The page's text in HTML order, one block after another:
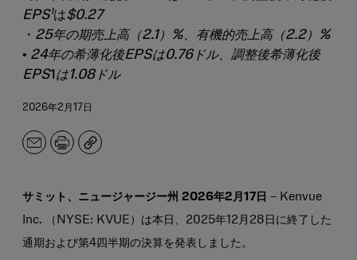
EPS1は$0.27
・ 25年の期売上高（2.1）%、有機的売上高 （2.2）%
• 24年の希薄化後EPSは0.76ドル、調整後希薄化後
EPS1 は1.08ドル
2026年2月17日
メ
ア
ス
印
コ
サミット、ニュージャージー州 2026年2月17日 – Kenvue
Inc. （NYSE: KVUE）は本日、2025年12月28日に終了した
通期および第4四半期の決算を発表しました。